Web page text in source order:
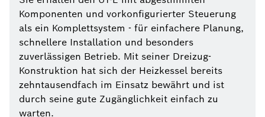
Komponenten und vorkonfigurierter Steuerung
als ein Komplettsystem - für einfachere Planung,
schnellere Installation und besonders
zuverlässigen Betrieb. Mit seiner Dreizug-
Konstruktion hat sich der Heizkessel bereits
zehntausendfach im Einsatz bewährt und ist
durch seine gute Zugänglichkeit einfach zu
warten.